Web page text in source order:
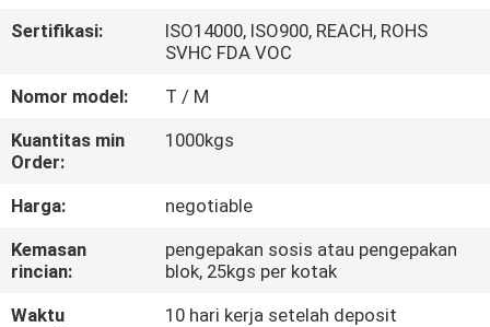
PABRIK
KUALITAS
HUBUNGI
KAMI
Sertifikasi:
ISO14000, ISO900, REACH, ROHS
SVHC FDA VOC
Nomor model:
T / M
Kuantitas min
Order:
1000kgs
Harga:
negotiable
Kemasan
rincian:
pengepakan sosis atau pengepakan
blok, 25kgs per kotak
Waktu
10 hari kerja setelah deposit